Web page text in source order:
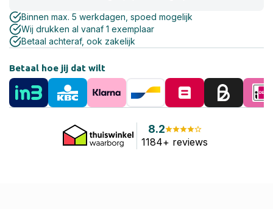
Binnen max. 5 werkdagen, spoed mogelijk
Wij drukken al vanaf 1 exemplaar
Betaal achteraf, ook zakelijk
Betaal hoe jij dat wilt
8.2
1184+ reviews